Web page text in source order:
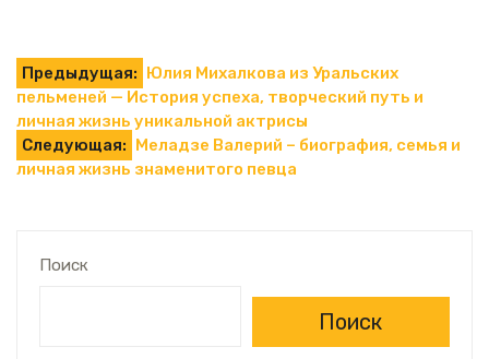
Навигация
по
записям
Предыдущая: Юлия Михалкова из Уральских
пельменей — История успеха, творческий путь и
личная жизнь уникальной актрисы
Следующая: Меладзе Валерий – биография, семья и
личная жизнь знаменитого певца
Поиск
Поиск